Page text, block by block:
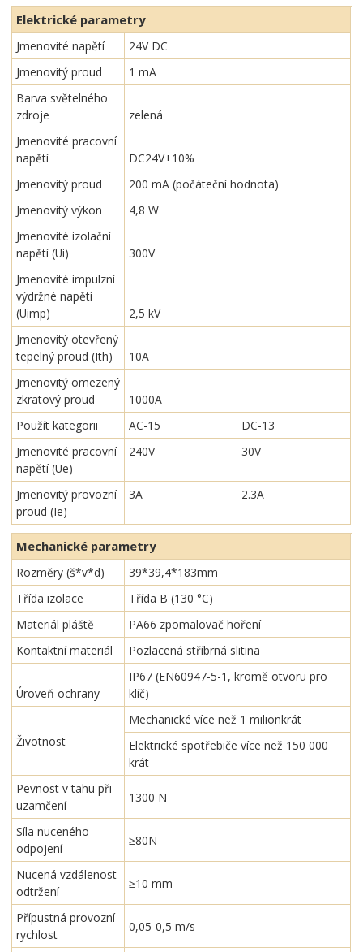
Elektrické parametry
Jmenovité napětí
24V DC
Jmenovitý proud
1 mA
Barva světelného
zdroje
zelená
Jmenovité pracovní
napětí
DC24V±10%
Jmenovitý proud
200 mA (počáteční hodnota)
Jmenovitý výkon
4,8 W
Jmenovité izolační
napětí (Ui)
300V
Jmenovité impulzní
výdržné napětí
(Uimp)
2,5 kV
Jmenovitý otevřený
tepelný proud (Ith)
10A
Jmenovitý omezený
zkratový proud
1000A
Použít kategorii
AC-15
DC-13
Jmenovité pracovní
napětí (Ue)
240V 30V
Jmenovitý provozní
proud (Ie)
3A 2.3A
Mechanické parametry
Rozměry (š*v*d)
39*39,4*183mm
Třída izolace
Třída B (130 °C)
Materiál pláště
PA66 zpomalovač hoření
Kontaktní materiál
Pozlacená stříbrná slitina
Úroveň ochrany
IP67 (EN60947-5-1, kromě otvoru pro
klíč)
Životnost
Mechanické více než 1 milionkrát
Elektrické spotřebiče více než 150 000
krát
Pevnost v tahu při
uzamčení
1300 N
Síla nuceného
odpojení
≥80N
Nucená vzdálenost
odtržení
≥10 mm
Přípustná provozní
rychlost
0,05-0,5 m/s